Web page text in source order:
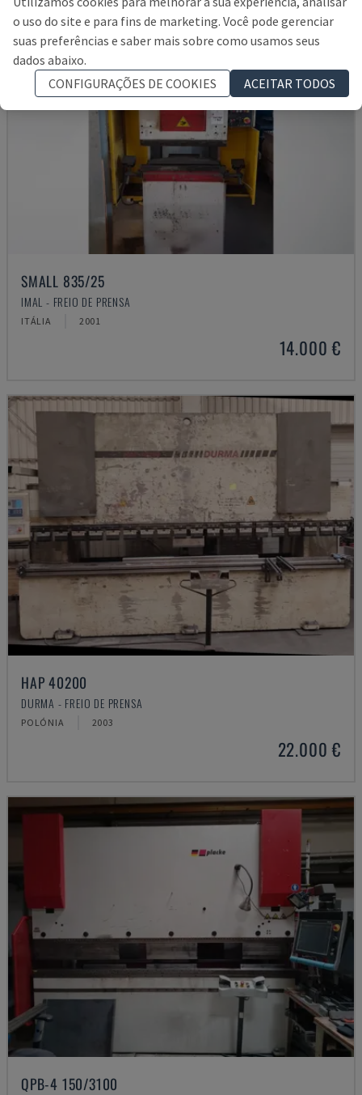
SMALL 835/25
IMAL - FREIO DE PRENSA
ITÁLIA 2001
14.000 €
HAP 40200
DURMA - FREIO DE PRENSA
POLÓNIA 2003
22.000 €
QPB-4 150/3100
o uso do site e para fins de marketing. Você pode gerenciar
suas preferências e saber mais sobre como usamos seus
dados abaixo.
CONFIGURAÇÕES DE COOKIES
ACEITAR TODOS